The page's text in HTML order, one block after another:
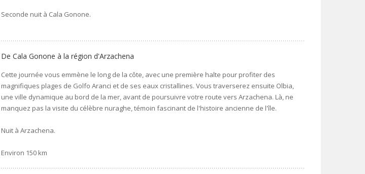
Seconde nuit à Cala Gonone.
De Cala Gonone à la région d'Arzachena
Cette journée vous emmène le long de la côte, avec une première halte pour profiter des
magnifiques plages de Golfo Aranci et de ses eaux cristallines. Vous traverserez ensuite Olbia,
une ville dynamique au bord de la mer, avant de poursuivre votre route vers Arzachena. Là, ne
manquez pas la visite du célèbre nuraghe, témoin fascinant de l'histoire ancienne de l'île.
Nuit à Arzachena.
Environ 150 km